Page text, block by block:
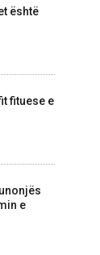
është
fituese e
e